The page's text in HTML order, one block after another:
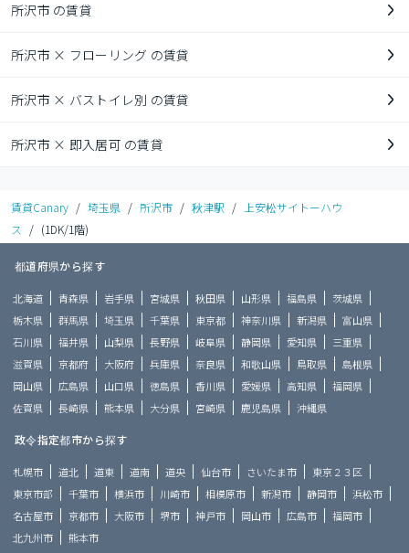
所沢市 の賃貸
所沢市 × フローリング の賃貸
所沢市 × バストイレ別 の賃貸
所沢市 × 即入居可 の賃貸
賃貸Canary / 埼玉県 / 所沢市 / 秋津駅 /
上安松サイトーハウ
ス
/ (1DK/1階)
都道府県から探す
北海道 青森県 岩手県 宮城県 秋田県 山形県 福島県
茨城県
栃木県
群馬県 埼玉県 千葉県 東京都 神奈川県 新潟県
富山県
石川県
福井県 山梨県 長野県 岐阜県 静岡県 愛知県
三重県
滋賀県
京都府 大阪府 兵庫県 奈良県 和歌山県 鳥取県
島根県
岡山県
広島県 山口県 徳島県 香川県 愛媛県 高知県
福岡県
佐賀県
長崎県 熊本県 大分県 宮崎県 鹿児島県 沖縄県
政令指定都市から探す
札幌市 道北 道東 道南 道央 仙台市 さいたま市
東京２３区
東京市部
千葉市 横浜市 川崎市 相模原市 新潟市 静岡市
浜松市
名古屋市
京都市 大阪市 堺市 神戸市 岡山市 広島市
福岡市
北九州市
熊本市